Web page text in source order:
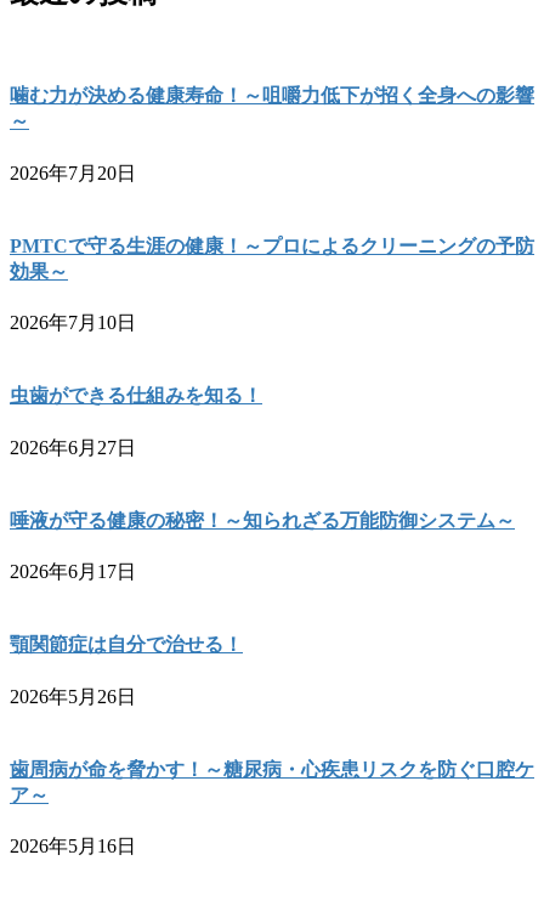
噛む力が決める健康寿命！～咀嚼力低下が招く全身への影響
～
2026年7月20日
PMTCで守る生涯の健康！～プロによるクリーニングの予防
効果～
2026年7月10日
虫歯ができる仕組みを知る！
2026年6月27日
唾液が守る健康の秘密！～知られざる万能防御システム～
2026年6月17日
顎関節症は自分で治せる！
2026年5月26日
歯周病が命を脅かす！～糖尿病・心疾患リスクを防ぐ口腔ケ
ア～
2026年5月16日